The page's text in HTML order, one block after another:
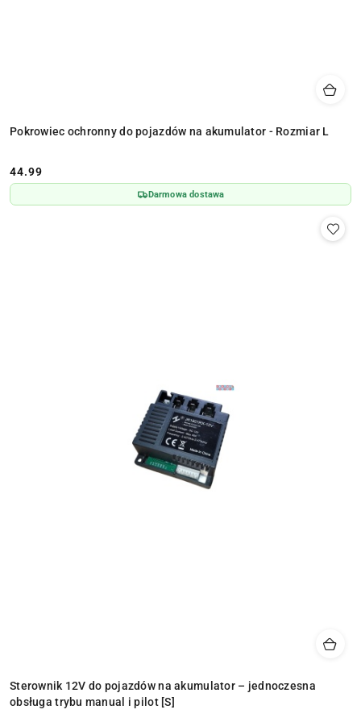
Pokrowiec ochronny do pojazdów na akumulator - Rozmiar L
Cena:
44.99
Darmowa dostawa
Sterownik 12V do pojazdów na akumulator – jednoczesna
obsługa trybu manual i pilot [S]